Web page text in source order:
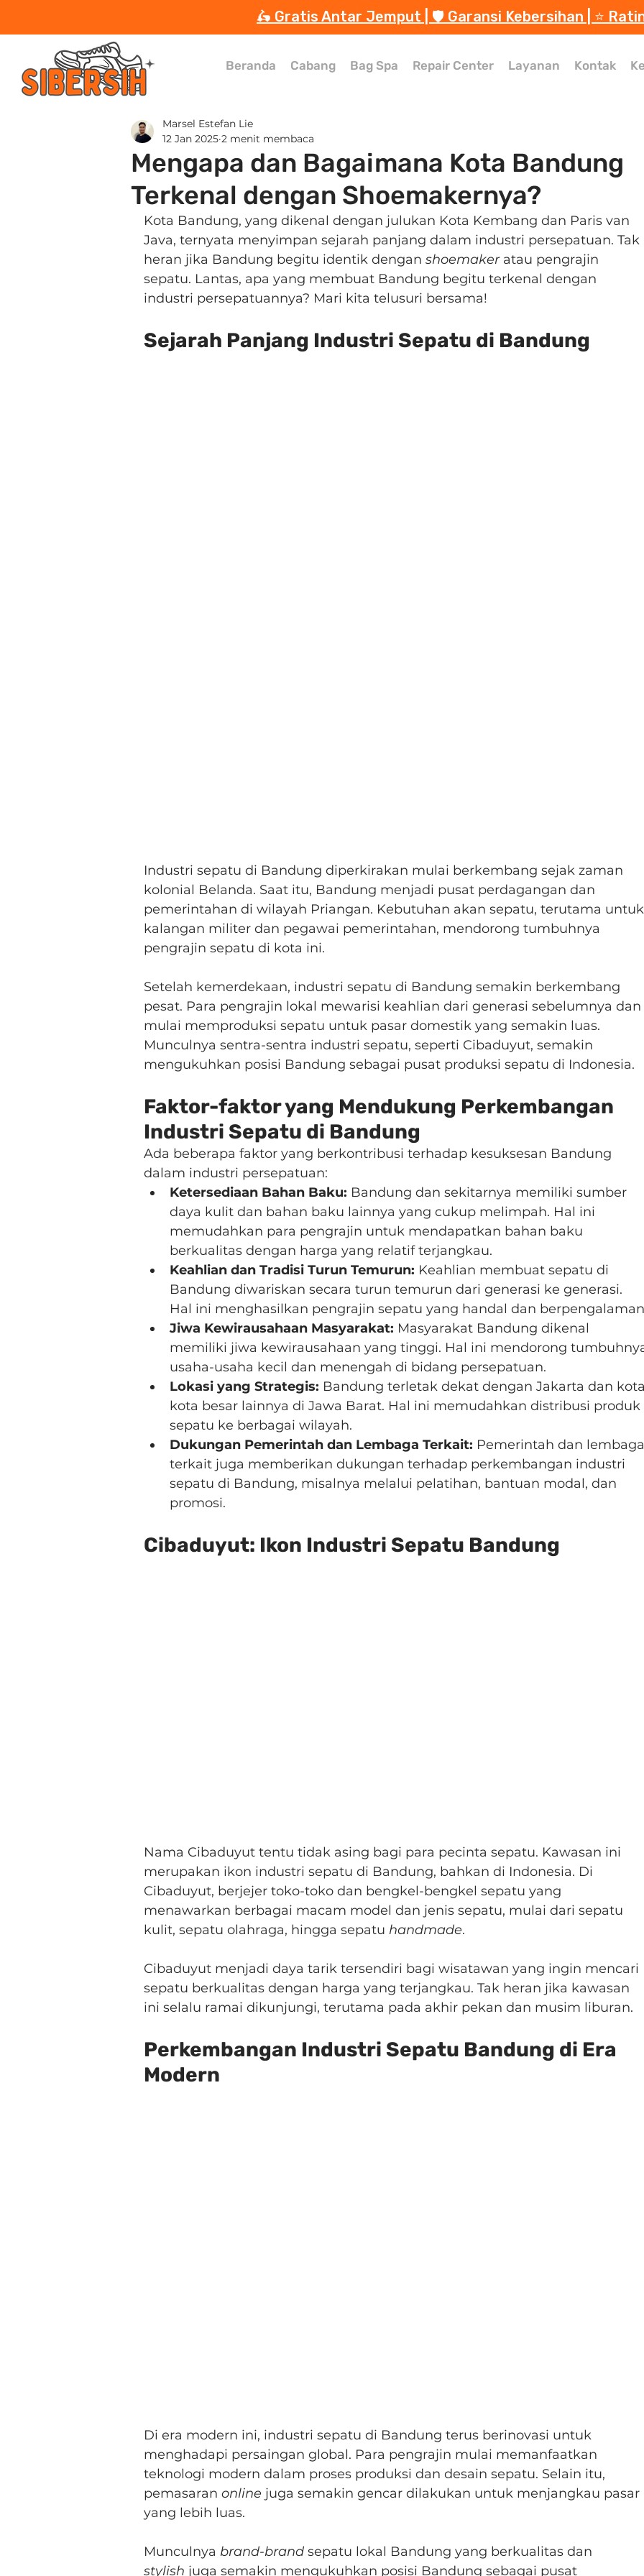
🛵 Gratis Antar Jemput | 🛡️ Garansi Kebersihan | ⭐️
Beranda Cabang Bag Spa Repair Center Layanan Kontak
Mengapa dan Bagaimana Kota Bandung
Terkenal dengan Shoemakernya?
Marsel Estefan Lie
12 Jan 2025 2 menit membaca
Kota Bandung, yang dikenal dengan julukan Kota Kembang dan Paris van
Java, ternyata menyimpan sejarah panjang dalam industri persepatuan. Tak
heran jika Bandung begitu identik dengan shoemaker atau pengrajin
sepatu. Lantas, apa yang membuat Bandung begitu terkenal dengan
industri persepatuannya? Mari kita telusuri bersama!
Sejarah Panjang Industri Sepatu di Bandung
Industri sepatu di Bandung diperkirakan mulai berkembang sejak zaman
kolonial Belanda. Saat itu, Bandung menjadi pusat perdagangan dan
pemerintahan di wilayah Priangan. Kebutuhan akan sepatu, terutama untuk
kalangan militer dan pegawai pemerintahan, mendorong tumbuhnya
pengrajin sepatu di kota ini.
Setelah kemerdekaan, industri sepatu di Bandung semakin berkembang
pesat. Para pengrajin lokal mewarisi keahlian dari generasi sebelumnya dan
mulai memproduksi sepatu untuk pasar domestik yang semakin luas.
Munculnya sentra-sentra industri sepatu, seperti Cibaduyut, semakin
mengukuhkan posisi Bandung sebagai pusat produksi sepatu di Indonesia.
Faktor-faktor yang Mendukung Perkembangan
Industri Sepatu di Bandung
Ada beberapa faktor yang berkontribusi terhadap kesuksesan Bandung
dalam industri persepatuan:
Ketersediaan Bahan Baku: Bandung dan sekitarnya memiliki sumber
daya kulit dan bahan baku lainnya yang cukup melimpah. Hal ini
memudahkan para pengrajin untuk mendapatkan bahan baku
berkualitas dengan harga yang relatif terjangkau.
Keahlian dan Tradisi Turun Temurun: Keahlian membuat sepatu di
Bandung diwariskan secara turun temurun dari generasi ke generasi.
Hal ini menghasilkan pengrajin sepatu yang handal dan
Jiwa Kewirausahaan Masyarakat: Masyarakat Bandung dikenal
memiliki jiwa kewirausahaan yang tinggi. Hal ini mendorong
usaha-usaha kecil dan menengah di bidang persepatuan.
Lokasi yang Strategis: Bandung terletak dekat dengan Jakarta dan
kota besar lainnya di Jawa Barat. Hal ini memudahkan distribusi produk
sepatu ke berbagai wilayah.
Dukungan Pemerintah dan Lembaga Terkait: Pemerintah dan lembaga
terkait juga memberikan dukungan terhadap perkembangan industri
sepatu di Bandung, misalnya melalui pelatihan, bantuan modal, dan
promosi.
Cibaduyut: Ikon Industri Sepatu Bandung
Nama Cibaduyut tentu tidak asing bagi para pecinta sepatu. Kawasan ini
merupakan ikon industri sepatu di Bandung, bahkan di Indonesia. Di
Cibaduyut, berjejer toko-toko dan bengkel-bengkel sepatu yang
menawarkan berbagai macam model dan jenis sepatu, mulai dari sepatu
kulit, sepatu olahraga, hingga sepatu handmade.
Cibaduyut menjadi daya tarik tersendiri bagi wisatawan yang ingin mencari
sepatu berkualitas dengan harga yang terjangkau. Tak heran jika kawasan
ini selalu ramai dikunjungi, terutama pada akhir pekan dan musim liburan.
Perkembangan Industri Sepatu Bandung di Era
Modern
Di era modern ini, industri sepatu di Bandung terus berinovasi untuk
menghadapi persaingan global. Para pengrajin mulai memanfaatkan
teknologi modern dalam proses produksi dan desain sepatu. Selain itu,
pemasaran online juga semakin gencar dilakukan untuk menjangkau pasar
yang lebih luas.
Munculnya brand-brand sepatu lokal Bandung yang berkualitas dan
stylish juga semakin mengukuhkan posisi Bandung sebagai pusat